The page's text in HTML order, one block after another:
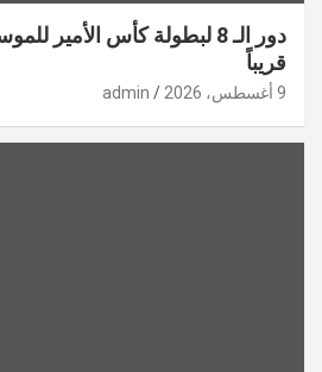
دور الـ 8 لبطولة كأس
قريباً
9 أغسطس، 2026 admin